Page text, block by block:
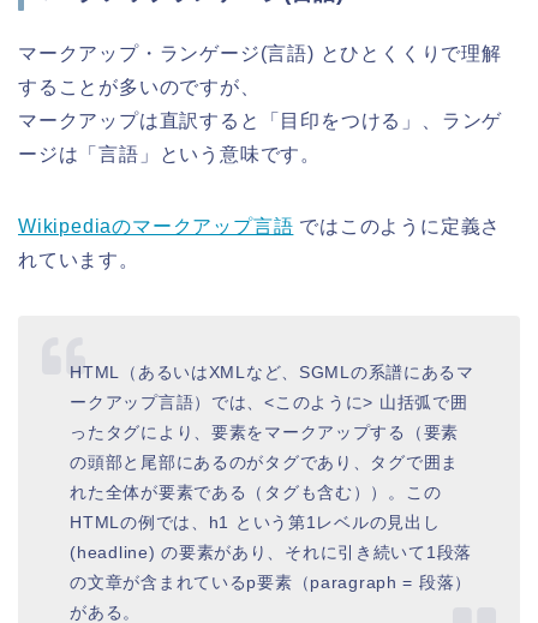
マークアップ・ランゲージ(言語) とひとくくりで理解
することが多いのですが、
マークアップは直訳すると「目印をつける」、ランゲ
ージは「言語」という意味です。
Wikipediaのマークアップ言語 ではこのように定義さ
れています。
HTML（あるいはXMLなど、SGMLの系譜にあるマ
ークアップ言語）では、<このように> 山括弧で囲
ったタグにより、要素をマークアップする（要素
の頭部と尾部にあるのがタグであり、タグで囲ま
れた全体が要素である（タグも含む））。この
HTMLの例では、h1 という第1レベルの見出し
(headline) の要素があり、それに引き続いて1段落
の文章が含まれているp要素（paragraph = 段落）
がある。